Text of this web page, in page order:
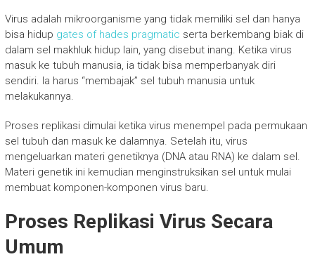
Virus adalah mikroorganisme yang tidak memiliki sel dan hanya
bisa hidup gates of hades pragmatic serta berkembang biak di
dalam sel makhluk hidup lain, yang disebut inang. Ketika virus
masuk ke tubuh manusia, ia tidak bisa memperbanyak diri
sendiri. Ia harus “membajak” sel tubuh manusia untuk
melakukannya.
Proses replikasi dimulai ketika virus menempel pada permukaan
sel tubuh dan masuk ke dalamnya. Setelah itu, virus
mengeluarkan materi genetiknya (DNA atau RNA) ke dalam sel.
Materi genetik ini kemudian menginstruksikan sel untuk mulai
membuat komponen-komponen virus baru.
Proses Replikasi Virus Secara
Umum